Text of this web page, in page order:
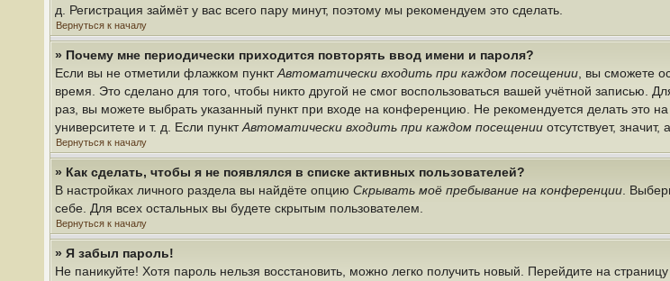
д. Регистрация займёт у вас всего пару минут, поэтому мы рекомендуем это сделать.
Вернуться к началу
» Почему мне периодически приходится повторять ввод имени и пароля?
Если вы не отметили флажком пунктАвтоматически входить при каждом посещении , вы сможете
время. Это сделано для того, чтобы никто другой не смог воспользоваться вашей учётной записью.
раз, вы можете выбрать указанный пункт при входе на конференцию. Не рекомендуется делать это
университете и т. д. Если пунктАвтоматически входить при каждом посещении отсутствует,
Вернуться к началу
» Как сделать, чтобы я не появлялся в списке активных пользователей?
В настройках личного раздела вы найдёте опцию Скрывать моё пребывание на конференции .
себе. Для всех остальных вы будете скрытым пользователем.
Вернуться к началу
» Я забыл пароль!
Не паникуйте! Хотя пароль нельзя восстановить, можно легко получить новый. Перейдите на